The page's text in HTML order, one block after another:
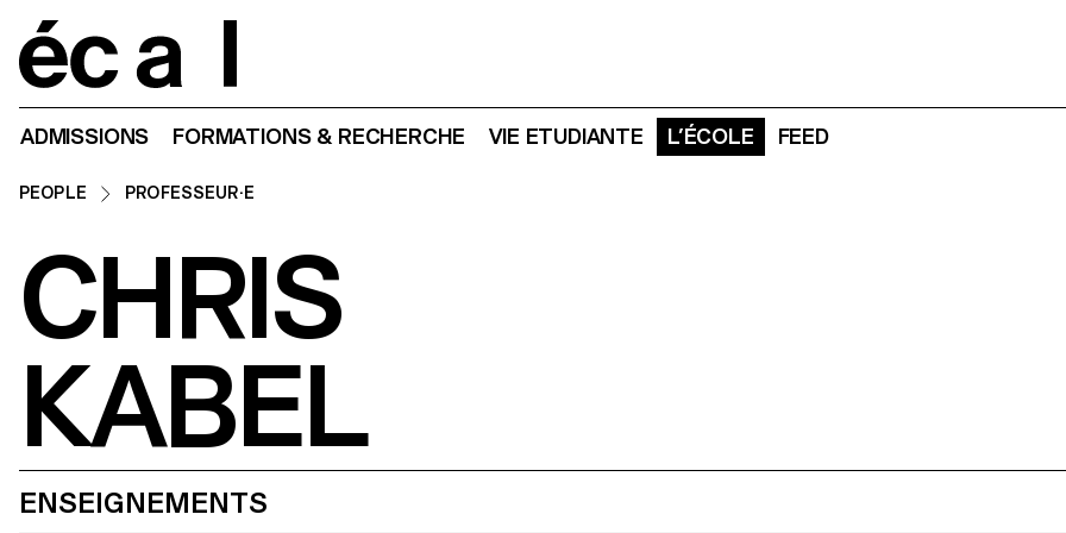
ADMISSIONS FORMATIONS & RECHERCHE VIE ETUDIANTE L’ÉCOLE FEED
PEOPLE PROFESSEUR·E
CHRIS
KABEL
ENSEIGNEMENTS